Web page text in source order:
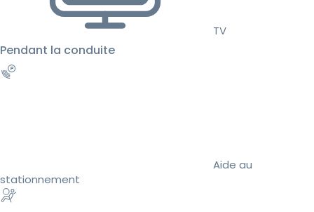
TV
Pendant la conduite
Aide au
stationnement